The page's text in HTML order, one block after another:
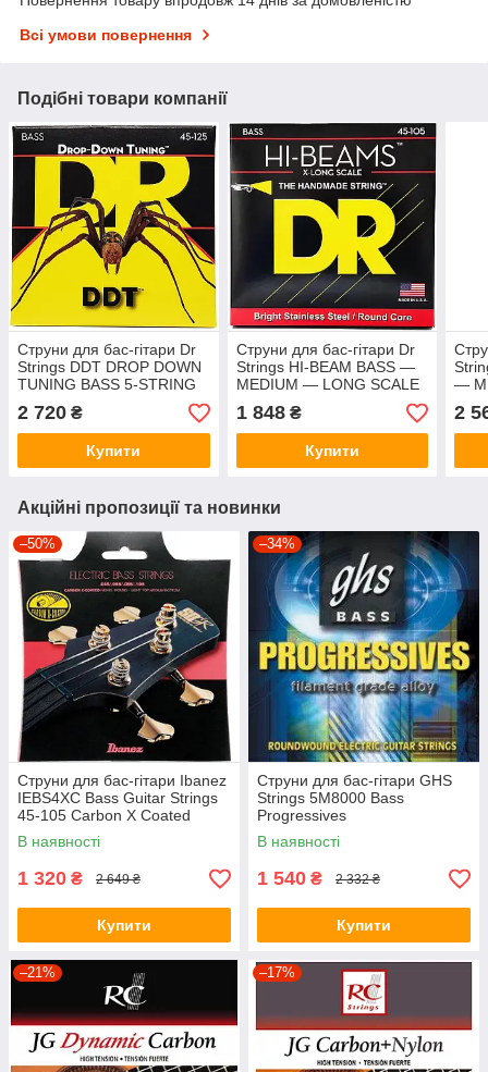
Всі умови повернення
Подібні товари компанії
Струни для бас-гітари Dr
Strings DDT DROP DOWN
TUNING BASS 5-STRING
— MEDIUM (45-125)
2 720 ₴
Купити
Струни для бас-гітари Dr
Strings HI-BEAM BASS —
MEDIUM — LONG SCALE
(45-105)
1 848₴
Купити
—
(45-
2
Акційні пропозиції та новинки
–50%
Струни для бас-гітари Ibanez
IEBS4XC Bass Guitar Strings
45-105 Carbon X Coated
В наявності
1 320 ₴ 2 649 ₴
Купити
–34%
Струни для бас-гітари GHS
Strings 5M8000 Bass
Progressives
В наявності
1 540 ₴ 2 332 ₴
Купити
–21% –17%